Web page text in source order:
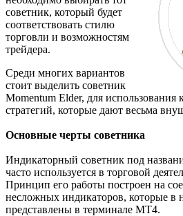
советник, который будет
соответствовать стилю
торговли и возможностям
трейдера.
Среди многих вариантов
стоит выделить советник
Momentum Elder, для использования
стратегий, которые дают весьма
Основные черты советника
Индикаторный советник под
часто используется в торговой
Принцип его работы построен на
несложных индикаторов, которые в
представлены в терминале МТ4.